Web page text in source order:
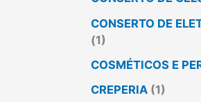
CONSERTO DE
(1)
COSMÉTICOS E
CREPERIA (1)